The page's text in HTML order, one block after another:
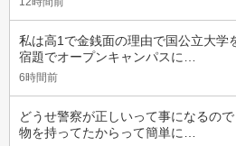
私は高1で金銭面の理由で国公立大学
宿題でオープンキャンパスに…
6時間前
どうせ警察が正しいって事になるの
物を持ってたからって簡単に…